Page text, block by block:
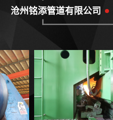
沧州铭添管道有限公司